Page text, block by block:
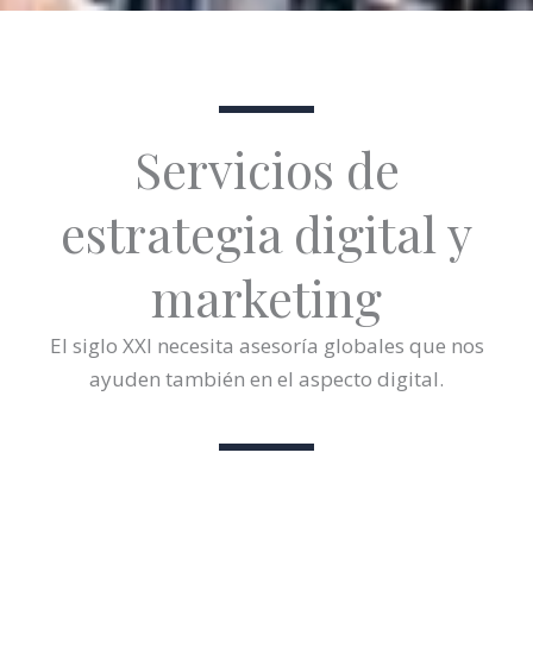
Servicios de
estrategia digital y
marketing
El siglo XXI necesita asesoría globales que nos
ayuden también en el aspecto digital.